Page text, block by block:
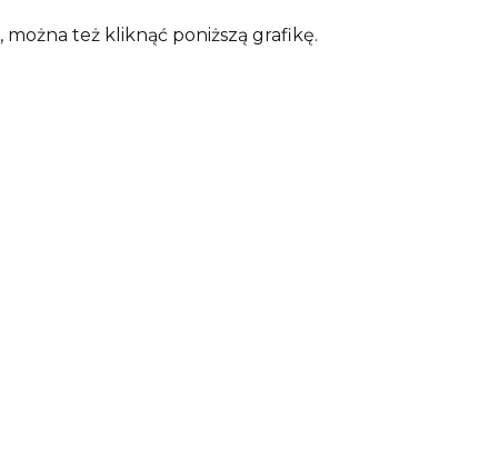
, można też kliknąć poniższą grafikę.